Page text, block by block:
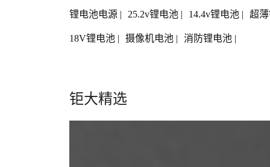
锂电池电源 | 25.2v锂电池 | 14.4v锂电池 | 超
18V锂电池 | 摄像机电池 | 消防锂电池 |
钜大精选